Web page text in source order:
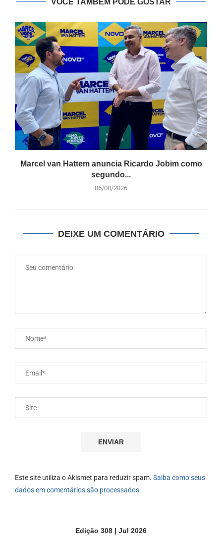
VOCÊ TAMBÉM PODE GOSTAR
Marcel van Hattem anuncia Ricardo Jobim como
segundo...
06/08/2026
DEIXE UM COMENTÁRIO
Este site utiliza o Akismet para reduzir spam. Saiba como seus
dados em comentários são processados.
Edição 308 | Jul 2026